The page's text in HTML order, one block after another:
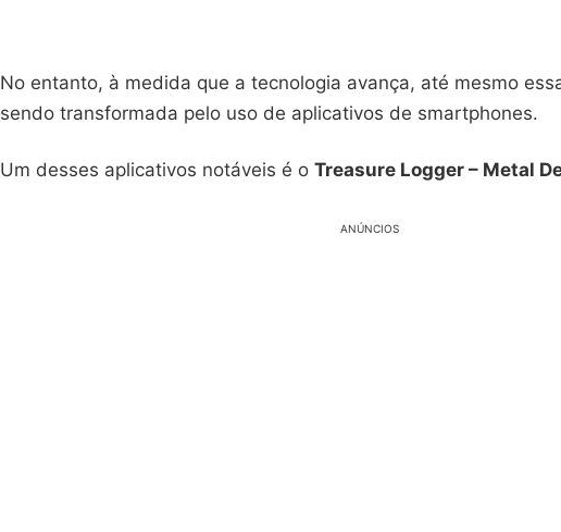
No entanto, à medida que a tecnologia avança, até mesmo
sendo transformada pelo uso de aplicativos de smartphones.
Um desses aplicativos notáveis é o Treasure Logger – Metal
ANÚNCIOS